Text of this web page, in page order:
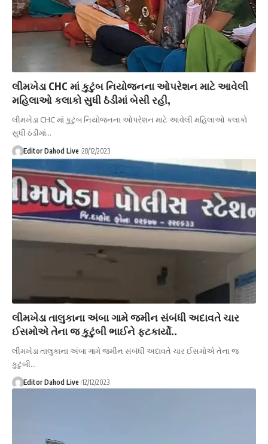
લીમખેડા CHC માં કુટુંબ નિયોજનના ઓપરેશન માટે આવેલી
મહિલાઓ કલાકો સુધી ઠંડીમાં બેસી રહી,
લીમખેડા CHC માં કુટુંબ નિયોજનના ઓપરેશન માટે આવેલી મહિલાઓ કલાકો
સુધી ઠંડીમાં…
Editor Dahod Live 28/12/2023
લીમખેડા તાલુકાના અંબા ગામે જમીન સંબંધી અદાવતે ચાર
ઈસમોએ તેના જ કુટુંબી ભાઈને ફટકાર્યો..
લીમખેડા તાલુકાના અંબા ગામે જમીન સંબંધી અદાવતે ચાર ઈસમોએ તેના જ
કુટુંબી…
Editor Dahod Live 12/12/2023